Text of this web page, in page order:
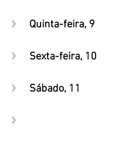
Quinta-feira, 9
Sexta-feira, 10
Sábado, 11